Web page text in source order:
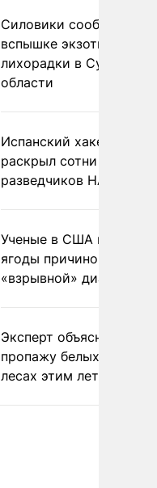
Силовики сообщили о
вспышке экзотической
лихорадки в Сумской
области
Испанский хакер Хиль
раскрыл сотни
разведчиков НАТО и
Ученые в США назвали
ягоды причиной
«взрывной» диареи
Эксперт объяснил
пропажу белых грибов
лесах этим летом